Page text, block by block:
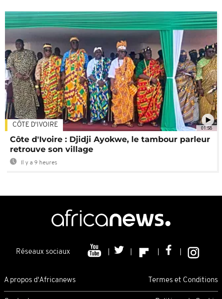
01:58
CÔTE D'IVOIRE
Côte d'Ivoire : Djidji Ayokwe, le tambour parleur
retrouve son village
Il y a 9 heures
Réseaux sociaux
A propos d'Africanews Termes et Conditions